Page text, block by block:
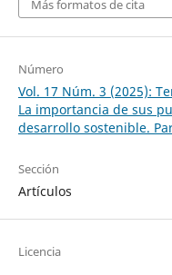
Más formatos de cita
Número
Vol. 17 Núm. 3 (2025):
La importancia de sus
desarrollo sostenible.
Sección
Artículos
Licencia